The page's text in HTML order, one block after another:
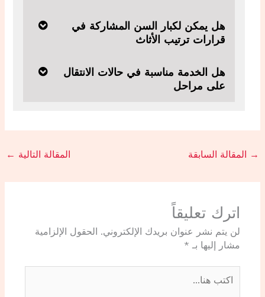
هل يمكن لكبار السن المشاركة في
قرارات ترتيب الأثاث
هل الخدمة مناسبة في حالات الانتقال
على مراحل
→ المقالة السابقة المقالة التالية ←
اترك تعليقاً
لن يتم نشر عنوان بريدك الإلكتروني.
الحقول الإلزامية
مشار إليها بـ *
هنا...